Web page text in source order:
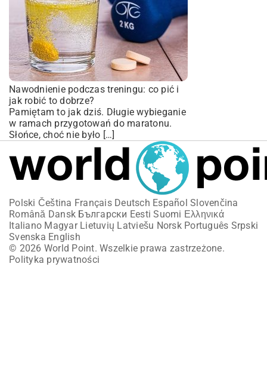
Nawodnienie podczas treningu: co pić i
jak robić to dobrze?
Pamiętam to jak dziś. Długie wybieganie
w ramach przygotowań do maratonu.
Słońce, choć nie było […]
Polski Čeština Français Deutsch Español Slovenčina
Română Dansk Български Eesti Suomi Ελληνικά
Italiano Magyar Lietuvių Latviešu Norsk Português Srpski
Svenska English
© 2026 World Point. Wszelkie prawa zastrzeżone.
Polityka prywatności